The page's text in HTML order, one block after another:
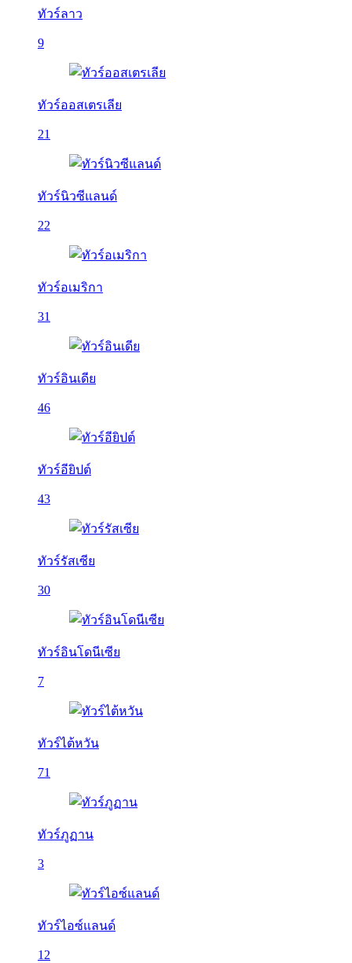
ทัวร์ลาว
9
ทัวร์ออสเตรเลีย
21
ทัวร์นิวซีแลนด์
22
ทัวร์อเมริกา
31
ทัวร์อินเดีย
46
ทัวร์อียิปต์
43
ทัวร์รัสเซีย
30
ทัวร์อินโดนีเซีย
7
ทัวร์ไต้หวัน
71
ทัวร์ภูฏาน
3
ทัวร์ไอซ์แลนด์
12